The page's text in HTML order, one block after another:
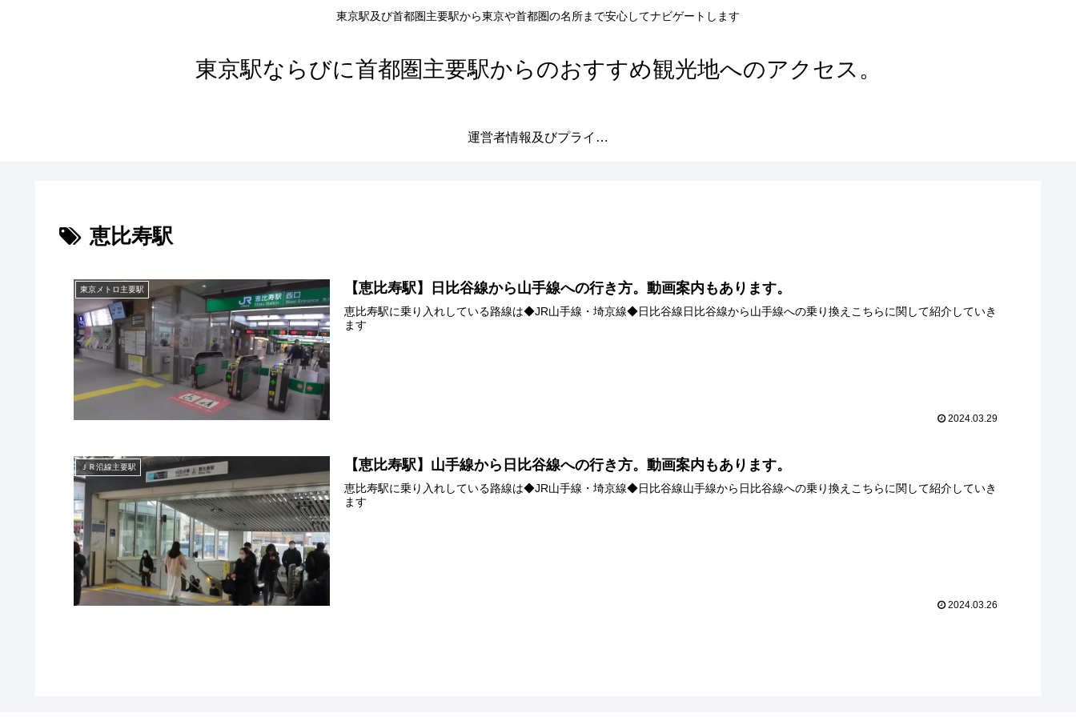
東京駅及び首都圏主要駅から東京や首都圏の名所まで安心してナビゲートします
東京駅ならびに首都圏主要駅からのおすすめ観光地へのアクセス。
運営者情報及びプライバシーポリシー
恵比寿駅
東京メトロ主要駅 【恵比寿駅】日比谷線から山手線への行き方。動画案内もあります。
恵比寿駅に乗り入れしている路線は◆JR山手線・埼京線◆日比谷線日比谷線から山手線への乗り換えこちらに関して紹介していき
ます
2024.03.29
ＪＲ沿線主要駅 【恵比寿駅】山手線から日比谷線への行き方。動画案内もあります。
恵比寿駅に乗り入れしている路線は◆JR山手線・埼京線◆日比谷線山手線から日比谷線への乗り換えこちらに関して紹介していき
ます
2024.03.26